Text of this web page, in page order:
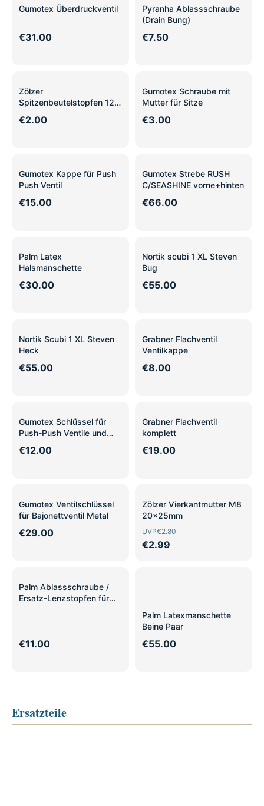
Gumotex Überdruckventil
€31.00
Pyranha Ablassschraube
(Drain Bung)
€7.50
Zölzer
Spitzenbeutelstopfen 12
€2.00
Gumotex Schraube mit
Mutter für Sitze
€3.00
Gumotex Kappe für Push
Push Ventil
€15.00
Gumotex Strebe RUSH
C/SEASHINE vorne+hinten
€66.00
Palm Latex
Halsmanschette
€30.00
Nortik scubi 1 XL Steven
Bug
€55.00
Nortik Scubi 1 XL Steven
Heck
€55.00
Grabner Flachventil
Ventilkappe
€8.00
Gumotex Schlüssel für
Push-Push Ventile und
€12.00
Grabner Flachventil
komplett
€19.00
Gumotex Ventilschlüssel
für Bajonettventil Metal
€29.00
SALE
Zölzer Vierkantmutter M8
20x25mm
UVP€2.80
€2.99
Palm Ablassschraube /
Ersatz-Lenzstopfen für
€11.00
Palm Latexmanschette
Beine Paar
€55.00
Ersatzteile